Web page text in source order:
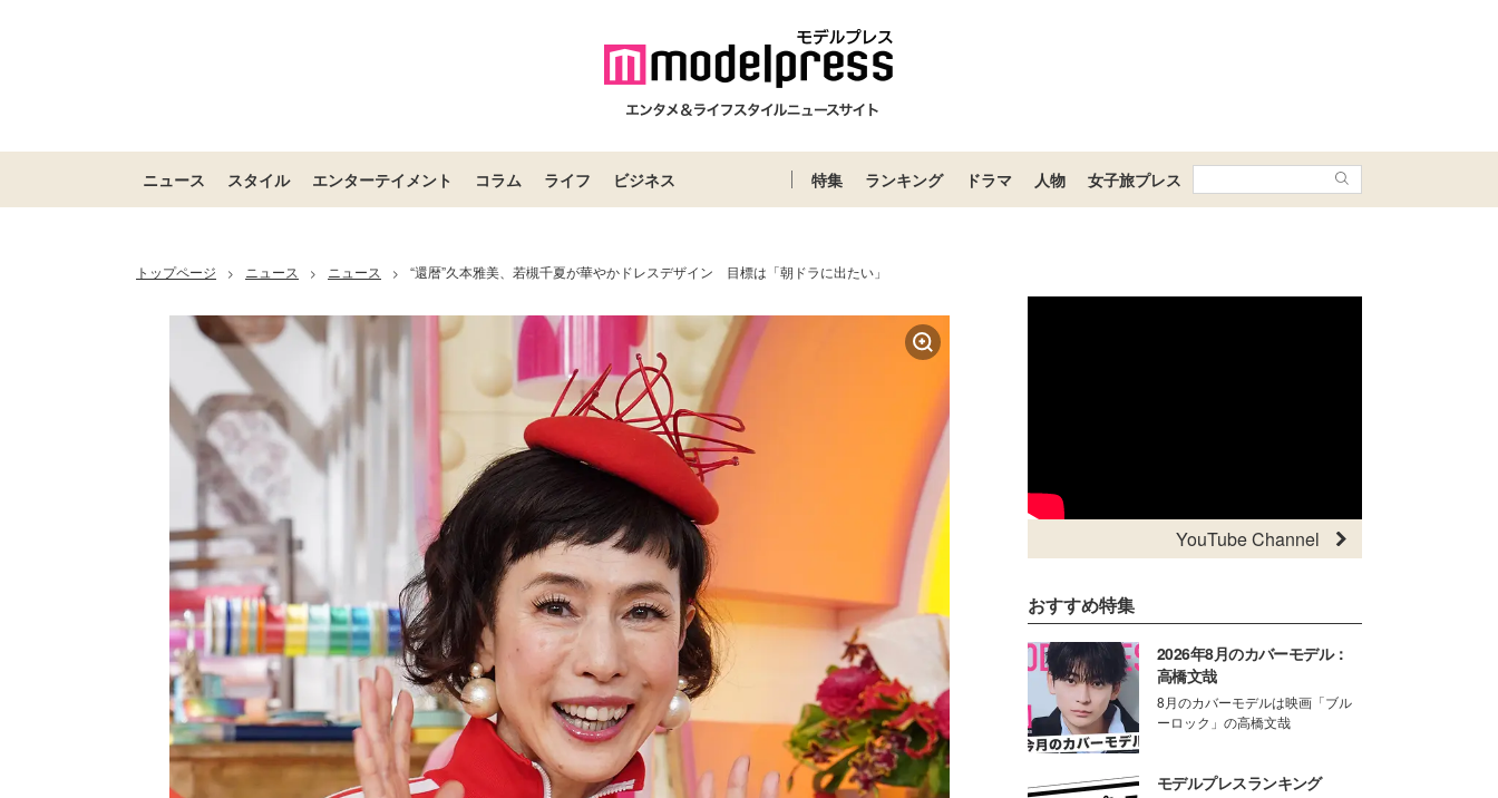
ニュース スタイル エンターテイメント コラム ライフ ビジネス 特集 ランキング ドラマ 人物 女子旅プレス
トップページ > ニュース > ニュース > “還暦”久本雅美、若槻千夏が華やかドレスデザイン 目標は「朝ドラに出たい」
YouTube Channel
おすすめ特集
2026年8月のカバーモデル：
高橋文哉
8月のカバーモデルは映画「ブル
ーロック」の高橋文哉
モデルプレスランキング